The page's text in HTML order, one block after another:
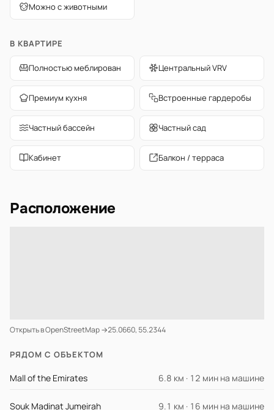
Можно с животными
В КВАРТИРЕ
Полностью меблирован Центральный VRV
Премиум кухня Встроенные гардеробы
Частный бассейн Частный сад
Кабинет Балкон / терраса
Расположение
Открыть в OpenStreetMap →25.0660, 55.2344
РЯДОМ С ОБЪЕКТОМ
Mall of the Emirates 6.8 км · 12 мин на машине
Souk Madinat Jumeirah 9.1 км · 16 мин на машине